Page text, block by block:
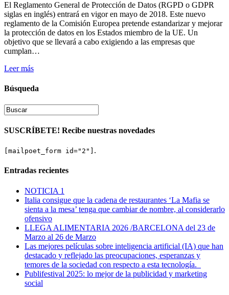
El Reglamento General de Protección de Datos (RGPD o GDPR
siglas en inglés) entrará en vigor en mayo de 2018. Este nuevo
reglamento de la Comisión Europea pretende estandarizar y mejorar
la protección de datos en los Estados miembro de la UE. Un
objetivo que se llevará a cabo exigiendo a las empresas que
cumplan…
Leer más
Búsqueda
SUSCRÍBETE! Recibe nuestras novedades
[mailpoet_form id="2"] .
Entradas recientes
NOTICIA 1
Italia consigue que la cadena de restaurantes ‘La Mafia se
sienta a la mesa’ tenga que cambiar de nombre, al considerarlo
ofensivo
LLEGA ALIMENTARIA 2026 /BARCELONA del 23 de
Marzo al 26 de Marzo
Las mejores películas sobre inteligencia artificial (IA) que han
destacado y reflejado las preocupaciones, esperanzas y
temores de la sociedad con respecto a esta tecnología.
Publifestival 2025: lo mejor de la publicidad y marketing
social